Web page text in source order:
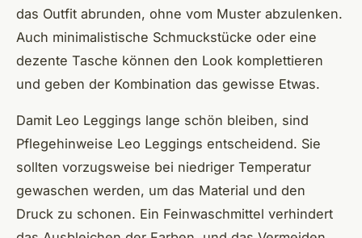
das Outfit abrunden, ohne vom Muster abzulenken.
Auch minimalistische Schmuckstücke oder eine
dezente Tasche können den Look komplettieren
und geben der Kombination das gewisse Etwas.
Damit Leo Leggings lange schön bleiben, sind
Pflegehinweise Leo Leggings entscheidend. Sie
sollten vorzugsweise bei niedriger Temperatur
gewaschen werden, um das Material und den
Druck zu schonen. Ein Feinwaschmittel verhindert